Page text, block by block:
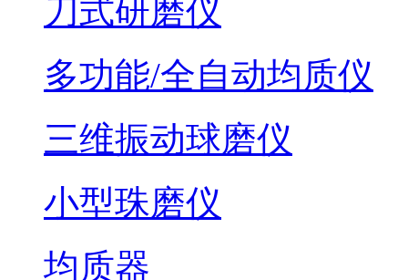
刀式研磨仪
多功能/全自动均质仪
三维振动球磨仪
小型珠磨仪
均质器